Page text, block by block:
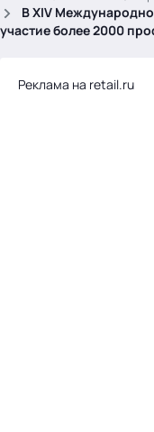
В XIV
участие более 2000
Реклама на retail.ru